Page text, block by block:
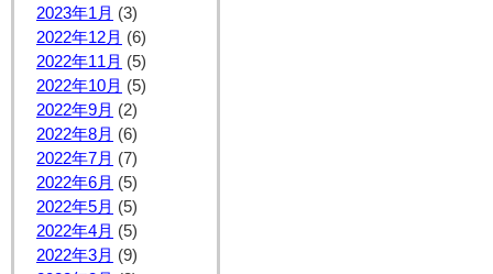
2023年1月 (3)
2022年12月 (6)
2022年11月 (5)
2022年10月 (5)
2022年9月 (2)
2022年8月 (6)
2022年7月 (7)
2022年6月 (5)
2022年5月 (5)
2022年4月 (5)
2022年3月 (9)